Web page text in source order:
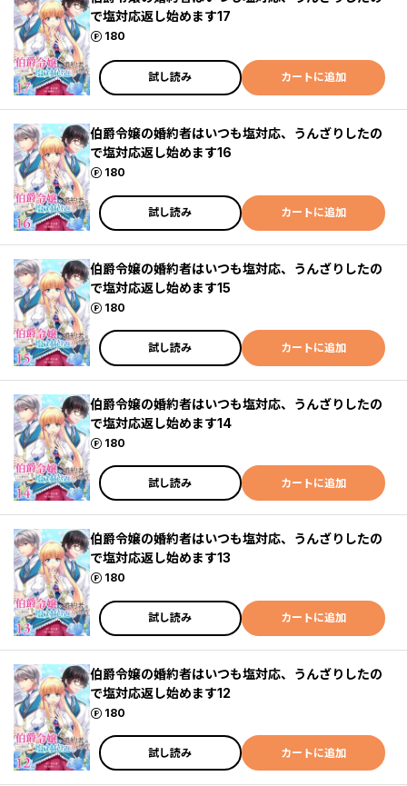
で塩対応返し始めます17
180
ポイント
試し読み カートに追加
伯爵令嬢の婚約者はいつも塩対応、うんざりしたの
で塩対応返し始めます16
180
ポイント
試し読み カートに追加
伯爵令嬢の婚約者はいつも塩対応、うんざりしたの
で塩対応返し始めます15
180
ポイント
試し読み カートに追加
伯爵令嬢の婚約者はいつも塩対応、うんざりしたの
で塩対応返し始めます14
180
ポイント
試し読み カートに追加
伯爵令嬢の婚約者はいつも塩対応、うんざりしたの
で塩対応返し始めます13
180
ポイント
試し読み カートに追加
伯爵令嬢の婚約者はいつも塩対応、うんざりしたの
で塩対応返し始めます12
180
ポイント
試し読み カートに追加